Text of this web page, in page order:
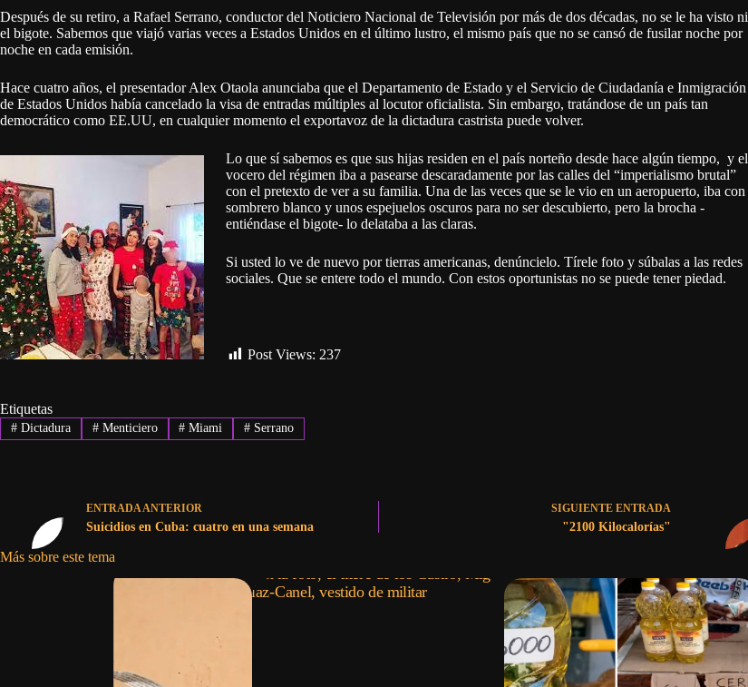
Después de su retiro, a Rafael Serrano, conductor del Noticiero Nacional de Televisión por más de dos décadas, no se le ha visto ni
el bigote. Sabemos que viajó varias veces a Estados Unidos en el último lustro, el mismo país que no se cansó de fusilar noche por
noche en cada emisión.
Hace cuatro años, el presentador Alex Otaola anunciaba que el Departamento de Estado y el Servicio de Ciudadanía e Inmigración
de Estados Unidos había cancelado la visa de entradas múltiples al locutor oficialista. Sin embargo, tratándose de un país tan
democrático como EE.UU, en cualquier momento el exportavoz de la dictadura castrista puede volver.
Lo que sí sabemos es que sus hijas residen en el país norteño desde hace algún tiempo, y el
vocero del régimen iba a pasearse descaradamente por las calles del “imperialismo brutal”
con el pretexto de ver a su familia. Una de las veces que se le vio en un aeropuerto, iba con
sombrero blanco y unos espejuelos oscuros para no ser descubierto, pero la brocha -
entiéndase el bigote- lo delataba a las claras.
Si usted lo ve de nuevo por tierras americanas, denúncielo. Tírele foto y súbalas a las redes
sociales. Que se entere todo el mundo. Con estos oportunistas no se puede tener piedad.
Post Views: 237
Etiquetas
#Dictadura #Menticiero # Miami # Serrano
ENTRADAANTERIOR
Suicidios en Cuba: cuatro en una semana
SIGUIENTE ENTRADA
"2100 Kilocalorías"
Más sobre este tema